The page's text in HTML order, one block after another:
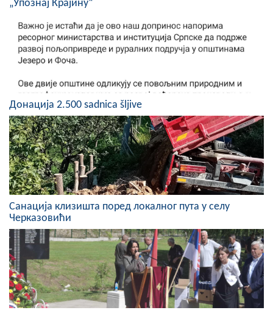
Обавјештења
Заштита од пожара
COVID 19
Геоистраживања
ФИНАНСИЈЕ
ПРИВРЕДА
Пољопривреда
Туризам
Спорт
ЦИВИЛНА ЗАШТИТА
КОНТАКТ
„Упознај Крајину“
Донација 2.500 sadnica šljive
Санација клизишта поред локалног пута у селу
Черказовићи